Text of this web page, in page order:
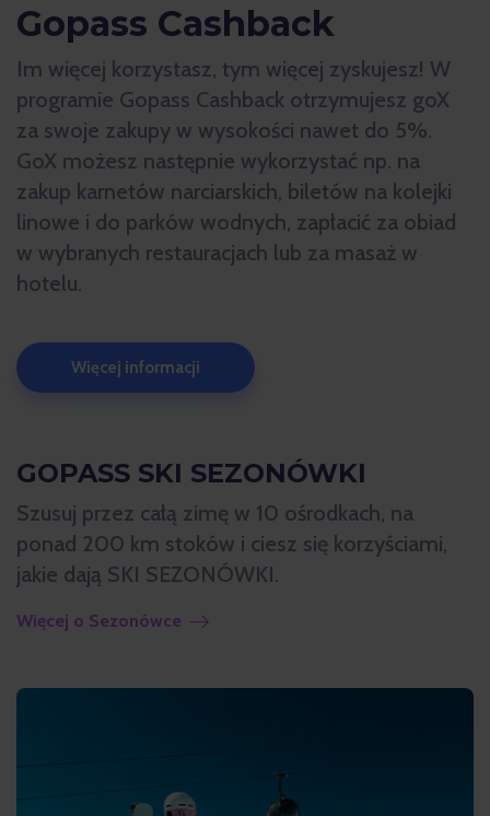
Gopass Cashback
Im więcej korzystasz, tym więcej zyskujesz! W
programie Gopass Cashback otrzymujesz goX
za swoje zakupy w wysokości nawet do 5%.
GoX możesz następnie wykorzystać np. na
zakup karnetów narciarskich, biletów na kolejki
linowe i do parków wodnych, zapłacić za obiad
w wybranych restauracjach lub za masaż w
hotelu.
Więcej informacji
GOPASS SKI SEZONÓWKI
Szusuj przez całą zimę w 10 ośrodkach, na
ponad 200 km stoków i ciesz się korzyściami,
jakie dają SKI SEZONÓWKI.
Więcej o Sezonówce